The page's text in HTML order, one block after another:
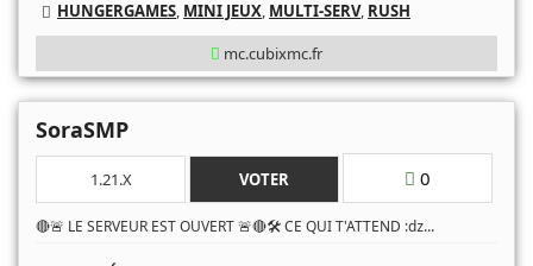
HUNGERGAMES, MINI JEUX, MULTI-SERV, RUSH
mc.cubixmc.fr
SoraSMP
1.21.X VOTER 0
🔴🚨 LE SERVEUR EST OUVERT 🚨🔴🛠️ CE QUI T'ATTEND :ǳ...